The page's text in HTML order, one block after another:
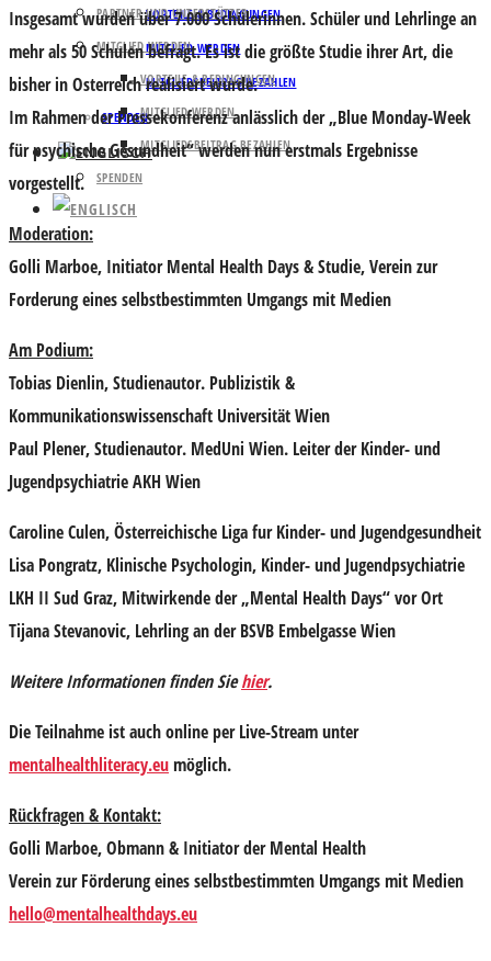
VORTEILE & BEDINGUNGEN
MITGLIED WERDEN
MITGLIEDSBEITRAG BEZAHLEN
SPENDEN
PARTNER UND UNTERSTÜTZER
MITGLIED WERDEN
VORTEILE & BEDINGUNGEN
MITGLIED WERDEN
MITGLIEDSBEITRAG BEZAHLEN
SPENDEN
Insgesamt wurden über 7.000 Schülerinnen. Schüler und Lehrlinge an
mehr als 50 Schulen befragt. Es ist die größte Studie ihrer Art, die
bisher in Osterreich realisiert wurde.
Im Rahmen der Pressekonferenz anlässlich der „Blue Monday-Week
für psychische Gesundheit“ werden nun erstmals Ergebnisse
vorgestellt.
Moderation:
Golli Marboe, Initiator Mental Health Days & Studie, Verein zur
Forderung eines selbstbestimmten Umgangs mit Medien
Am Podium:
Tobias Dienlin,Studienautor. Publizistik &
Kommunikationswissenschaft Universität Wien
Paul Plener,Studienautor. MedUni Wien. Leiter der Kinder- und
Jugendpsychiatrie AKH Wien
Caroline Culen,Österreichische Liga fur Kinder- und Jugendgesundheit
Lisa Pongratz, Klinische Psychologin, Kinder- und Jugendpsychiatrie
LKH II Sud Graz, Mitwirkende der „Mental Health Days“ vor Ort
Tijana Stevanovic, Lehrling an der BSVB Embelgasse Wien
Weitere Informationen finden Siehier.
Die Teilnahme ist auch online per Live-Stream unter
mentalhealthliteracy.eumöglich.
Rückfragen & Kontakt:
Golli Marboe, Obmann & Initiator der Mental Health
Verein zur Förderung eines selbstbestimmten Umgangs mit Medien
hello@mentalhealthdays.eu